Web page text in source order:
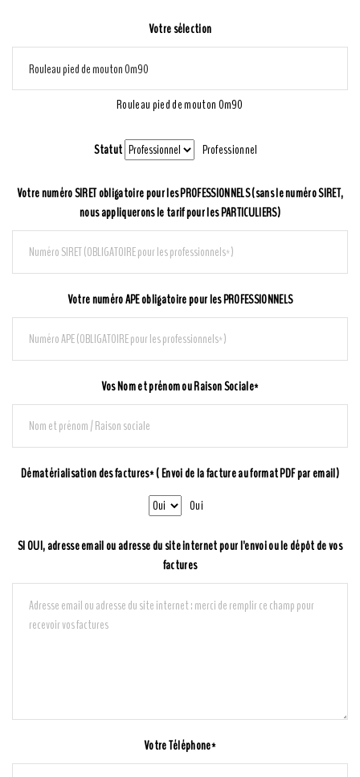
Votre sélection
Rouleau pied de mouton 0m90
Statut Professionnel
Votre numéro SIRET obligatoire pour les PROFESSIONNELS (sans le numéro SIRET,
nous appliquerons le tarif pour les PARTICULIERS)
Votre numéro APE obligatoire pour les PROFESSIONNELS
Vos Nom et prénom ou Raison Sociale*
Dématérialisation des factures* ( Envoi de la facture au format PDF par email)
Oui
SI OUI, adresse email ou adresse du site internet pour l'envoi ou le dépôt de vos
factures
Votre Téléphone*